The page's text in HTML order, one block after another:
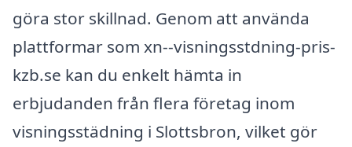
göra stor skillnad. Genom att använda
plattformar som xn--visningsstdning-pris-
kzb.se kan du enkelt hämta in
erbjudanden från flera företag inom
visningsstädning i Slottsbron, vilket gör